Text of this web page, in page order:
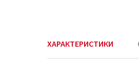
ХАРАКТЕРИСТИКИ